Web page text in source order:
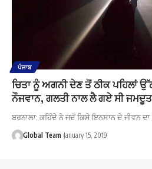
ਪੰਜਾਬ
ਚਿਤਾ ਨੂੰ ਅਗਨੀ ਦੇਣ ਤੋਂ ਠੀਕ ਪਹਿਲਾਂ
ਨੌਜਵਾਨ, ਗਲਤੀ ਨਾਲ ਲੈ ਗਏ ਸੀ ਜਮਦੂਤ
ਬਰਨਾਲਾ: ਕਹਿੰਦੇ ਨੇ ਜਦੋਂ ਕਿਸੇ ਇਨਸਾਨ ਦੇ ਜੀਵਨ
Global Team January 15, 2019